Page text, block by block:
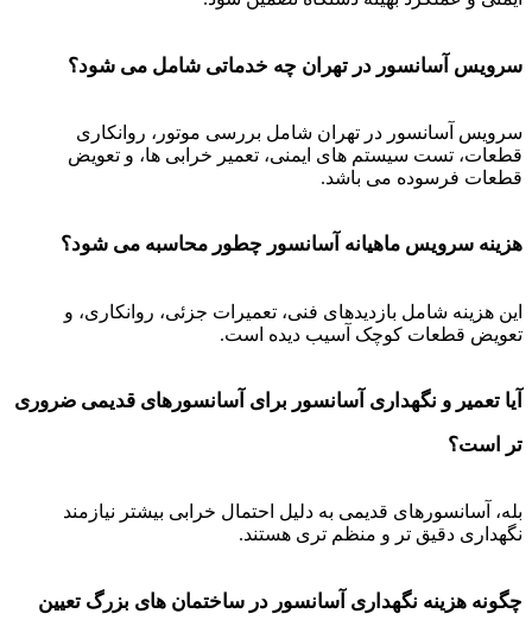
سرویس آسانسور در تهران چه خدماتی شامل می شود؟
سرویس آسانسور در تهران شامل بررسی موتور، روانکاری
قطعات، تست سیستم های ایمنی، تعمیر خرابی ها، و تعویض
قطعات فرسوده می باشد.
هزینه سرویس ماهیانه آسانسور چطور محاسبه می شود؟
این هزینه شامل بازدیدهای فنی، تعمیرات جزئی، روانکاری، و
تعویض قطعات کوچک آسیب دیده است.
آیا تعمیر و نگهداری آسانسور برای آسانسورهای قدیمی ضروری
تر است؟
بله، آسانسورهای قدیمی به دلیل احتمال خرابی بیشتر نیازمند
نگهداری دقیق تر و منظم تری هستند.
چگونه هزینه نگهداری آسانسور در ساختمان های بزرگ تعیین